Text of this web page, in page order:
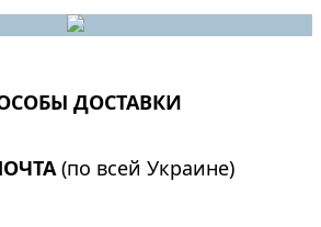
ДОСТАВКИ
(по всей Украине)